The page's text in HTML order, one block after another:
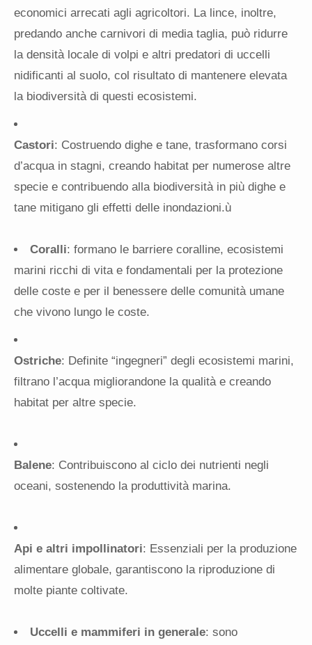
economici arrecati agli agricoltori. La lince, inoltre,
predando anche carnivori di media taglia, può ridurre
la densità locale di volpi e altri predatori di uccelli
nidificanti al suolo, col risultato di mantenere elevata
la biodiversità di questi ecosistemi.
Castori: Costruendo dighe e tane, trasformano corsi
d’acqua in stagni, creando habitat per numerose altre
specie e contribuendo alla biodiversità in più dighe e
tane mitigano gli effetti delle inondazioni.ù
Coralli: formano le barriere coralline, ecosistemi
marini ricchi di vita e fondamentali per la protezione
delle coste e per il benessere delle comunità umane
che vivono lungo le coste.
Ostriche: Definite “ingegneri” degli ecosistemi marini,
filtrano l’acqua migliorandone la qualità e creando
habitat per altre specie.
Balene: Contribuiscono al ciclo dei nutrienti negli
oceani, sostenendo la produttività marina.
Api e altri impollinatori: Essenziali per la produzione
alimentare globale, garantiscono la riproduzione di
molte piante coltivate.
Uccelli e mammiferi in generale: sono